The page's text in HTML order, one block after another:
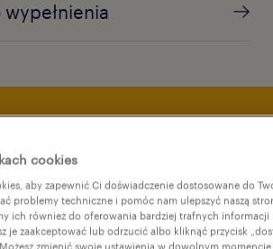
w CV.
cookies
aby zapewnić Ci doświadczenie dostosowane do
problemy techniczne i pomóc nam ulepszyć naszą
ich również do oferowania bardziej trafnych informacji
je zaakceptować lub odrzucić albo kliknąć przycisk
zmienić swoje ustawienia w dowolnym